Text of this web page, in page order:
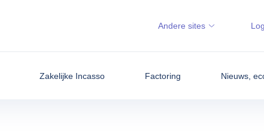
Zakelijke Incasso Factoring Nieuws,
Andere sites